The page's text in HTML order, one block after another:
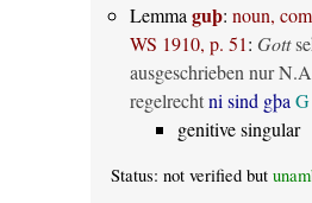
Lemma guþ: noun,
WS 1910, p. 51: Gott
ausgeschrieben nur
regelrechtni sind gþa
genitive singular
Status: not verified but